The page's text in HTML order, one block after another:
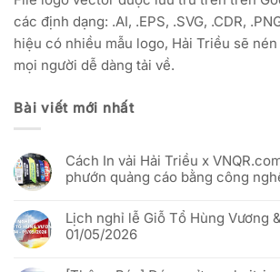
các định dạng: .AI, .EPS, .SVG, .CDR,
hiệu có nhiều mẫu logo, Hải Triều sẽ
mọi người dễ dàng tải về.
Bài viết mới nhất
Cách In vải Hải Triều x
phướn quảng cáo bằng công
bình
luận
ở
Lịch nghỉ lễ Giỗ Tổ Hùng Vương
01/05/2026